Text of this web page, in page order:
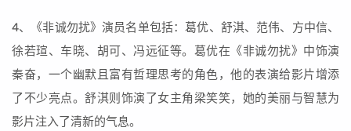
4、《非诚勿扰》演员名单包括：葛优、舒淇、范伟、方中信、
徐若瑄、车晓、胡可、冯远征等。葛优在《非诚勿扰》中饰演
秦奋，一个幽默且富有哲理思考的角色，他的表演给影片增添
了不少亮点。舒淇则饰演了女主角梁笑笑，她的美丽与智慧为
影片注入了清新的气息。